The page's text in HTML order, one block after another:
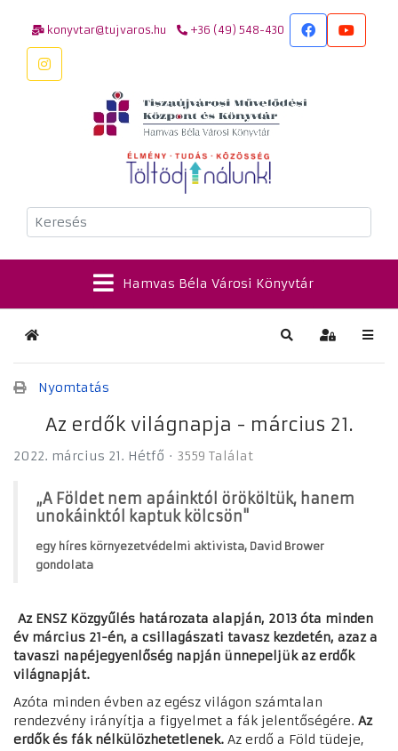
konyvtar@tujvaros.hu +36 (49) 548-430
Keresés
Hamvas Béla Városi Könyvtár
Kezdőlap Keresés
Nyomtatás
Az erdők világnapja - március 21.
2022. március 21. Hétfő 3559 Találat
„A Földet nem apáinktól örököltük, hanem
unokáinktól kaptuk kölcsön"
egy híres környezetvédelmi aktivista, David Brower
gondolata
AzENSZ Közgyűlés határozata alapján, 2013 óta minden
év március 21-én, a csillagászati tavasz kezdetén, azaz a
tavaszi napéjegyenlőség napján ünnepeljük az erdők
világnapját.
Azóta minden évben az egész világon számtalan
rendezvény irányítja a figyelmet a fák jelentőségére. Az
erdők és fák nélkülözhetetlenek. Az erdő a Föld tüdeje,